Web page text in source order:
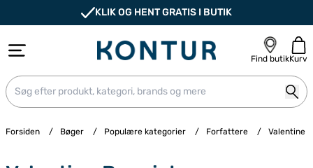
KLIK OG HENT GRATIS I BUTIK
Find butikKurv
Forsiden / Bøger / Populære kategorier / Forfattere / Valentine